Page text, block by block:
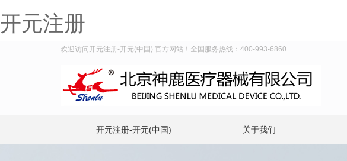
开元注册
欢迎访问开元注册-开元(中国) 官方网站！全国服务热线：400-993-6860
开元注册-开元(中国) 关于我们